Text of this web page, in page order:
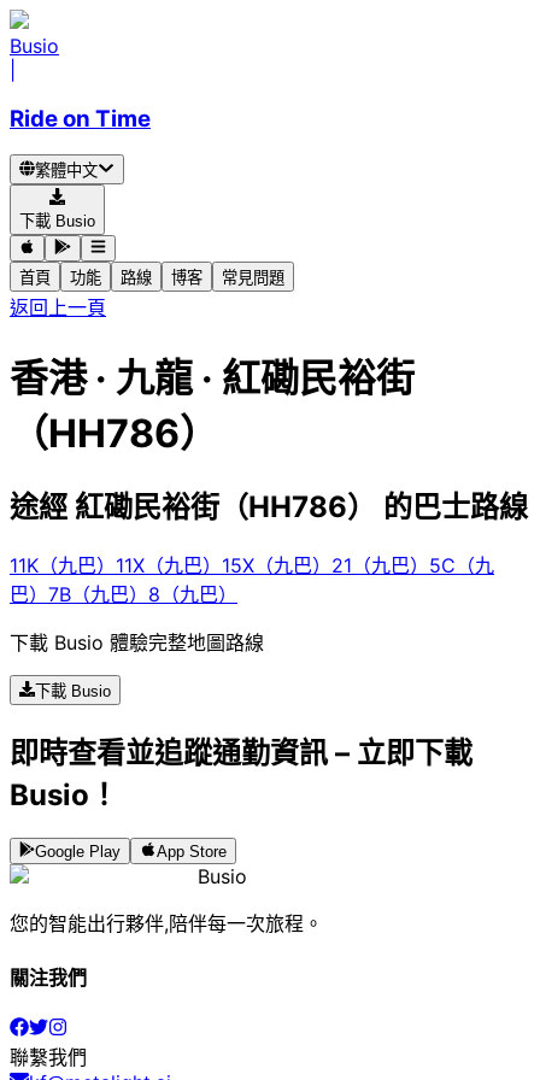
Busio
Ride on Time
繁體中文
下載 Busio
首頁 功能 路線 博客 常見問題
返回上一頁
香港 · 九龍 · 紅磡民裕街
（HH786）
途經 紅磡民裕街（HH786） 的巴士路線
11K（九巴） 11X（九巴） 15X（九巴） 21（九巴） 5C（九
巴） 7B（九巴） 8（九巴）
下載 Busio 體驗完整地圖路線
下載 Busio
即時查看並追蹤通勤資訊 – 立即下載
Busio！
Google Play App Store
Busio
您的智能出行夥伴,陪伴每一次旅程。
關注我們
聯繫我們